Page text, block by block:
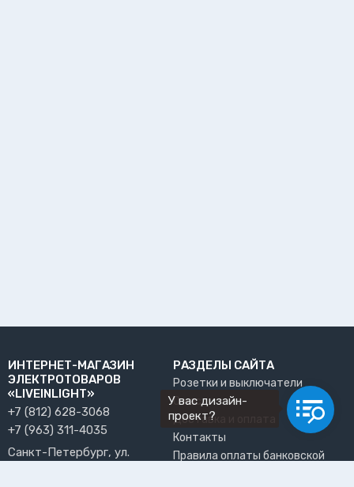
ИНТЕРНЕТ-МАГАЗИН
ЭЛЕКТРОТОВАРОВ
«LIVEINLIGHT»
+7 (812) 628-3068
+7 (963) 311-4035
Санкт-Петербург, ул.
РАЗДЕЛЫ САЙТА
Розетки и выключатели
О нас
Доставка и оплата
Контакты
Правила оплаты банковской
У вас дизайн-
проект?